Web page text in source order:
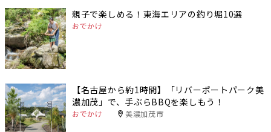
親子で楽しめる！東海エリアの釣り堀10選
おでかけ
【名古屋から約1時間】「リバーポートパーク美
濃加茂」で、手ぶらBBQを楽しもう！
おでかけ 美濃加茂市